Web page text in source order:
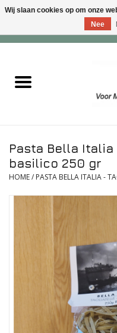
Zoet
Verwenfeesten
Roomijs & gebak
Dranken
OUTLET ! Geboorte,
huwelijk, communie,
lentefeest, ...
Pasta Bella
basilico 250 gr
HOME/ PASTA BELLA ITALIA -
Wij slaan cookies op om onze
Nee